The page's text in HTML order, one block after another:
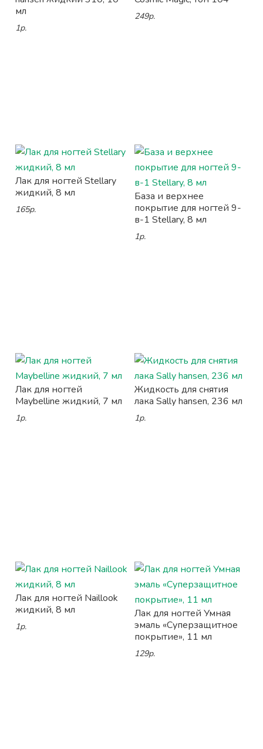
мл
1р.
249р.
Лак для ногтей Stellary
жидкий, 8 мл
165р.
База и верхнее
покрытие для ногтей 9-
в-1 Stellary, 8 мл
1р.
Лак для ногтей
Maybelline жидкий, 7 мл
1р.
Жидкость для снятия
лака Sally hansen, 236 мл
1р.
Лак для ногтей Naillook
жидкий, 8 мл
1р.
Лак для ногтей Умная
эмаль «Суперзащитное
покрытие», 11 мл
129р.